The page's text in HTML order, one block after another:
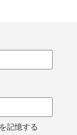
記憶する